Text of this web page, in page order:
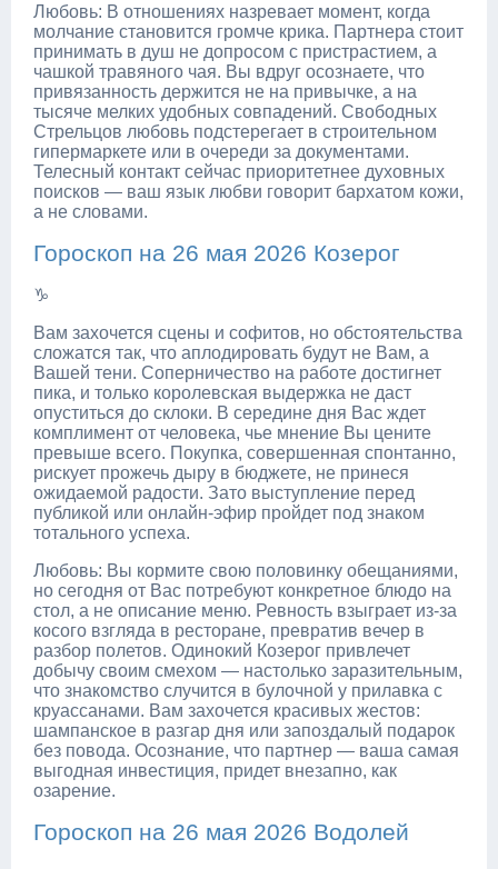
Любовь: В отношениях назревает момент, когда
молчание становится громче крика. Партнера стоит
принимать в душ не допросом с пристрастием, а
чашкой травяного чая. Вы вдруг осознаете, что
привязанность держится не на привычке, а на
тысяче мелких удобных совпадений. Свободных
Стрельцов любовь подстерегает в строительном
гипермаркете или в очереди за документами.
Телесный контакт сейчас приоритетнее духовных
поисков — ваш язык любви говорит бархатом кожи,
а не словами.
Гороскоп на 26 мая 2026 Козерог
♑
Вам захочется сцены и софитов, но обстоятельства
сложатся так, что аплодировать будут не Вам, а
Вашей тени. Соперничество на работе достигнет
пика, и только королевская выдержка не даст
опуститься до склоки. В середине дня Вас ждет
комплимент от человека, чье мнение Вы цените
превыше всего. Покупка, совершенная спонтанно,
рискует прожечь дыру в бюджете, не принеся
ожидаемой радости. Зато выступление перед
публикой или онлайн-эфир пройдет под знаком
тотального успеха.
Любовь: Вы кормите свою половинку обещаниями,
но сегодня от Вас потребуют конкретное блюдо на
стол, а не описание меню. Ревность взыграет из-за
косого взгляда в ресторане, превратив вечер в
разбор полетов. Одинокий Козерог привлечет
добычу своим смехом — настолько заразительным,
что знакомство случится в булочной у прилавка с
круассанами. Вам захочется красивых жестов:
шампанское в разгар дня или запоздалый подарок
без повода. Осознание, что партнер — ваша самая
выгодная инвестиция, придет внезапно, как
озарение.
Гороскоп на 26 мая 2026 Водолей